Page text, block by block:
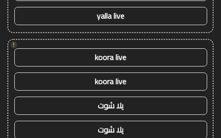
yalla live
!
koora live
koora live
يلا شوت
يلا شوت